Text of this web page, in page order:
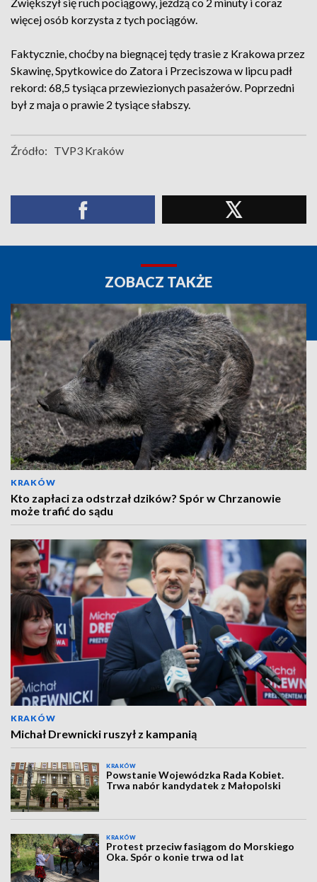
więcej osób korzysta z tych pociągów.
Faktycznie, choćby na biegnącej tędy trasie z Krakowa przez
Skawinę, Spytkowice do Zatora i Przeciszowa w lipcu padł
rekord: 68,5 tysiąca przewiezionych pasażerów. Poprzedni
był z maja o prawie 2 tysiące słabszy.
Źródło: TVP3 Kraków
ZOBACZ TAKŻE
KRAKÓW
Kto zapłaci za odstrzał dzików? Spór w Chrzanowie
może trafić do sądu
KRAKÓW
Michał Drewnicki ruszył z kampanią
KRAKÓW
Powstanie Wojewódzka Rada Kobiet.
Trwa nabór kandydatek z Małopolski
KRAKÓW
Protest przeciw fasiągom do Morskiego
Oka. Spór o konie trwa od lat